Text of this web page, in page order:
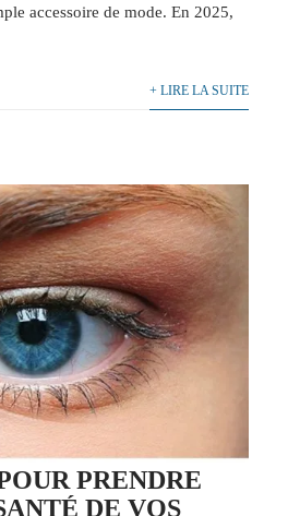
accessoire de mode. En 2025,
+ LIRE LA SUITE
PRENDRE
DE VOS